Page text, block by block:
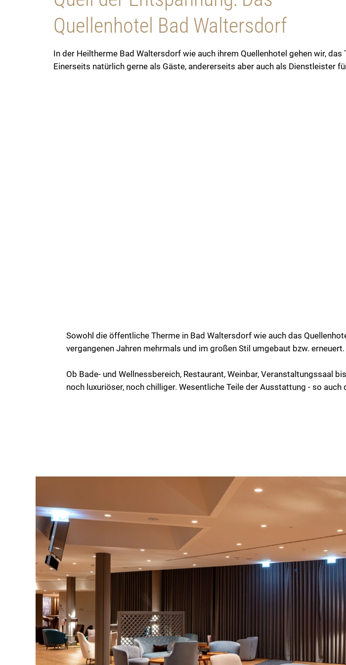
Quellenhotel Bad Waltersdorf
In der Heiltherme Bad Waltersdorf wie auch ihrem Quellenhotel gehen wir,
Einerseits natürlich gerne als Gäste, andererseits aber auch als Dienstleister
Sowohl die öffentliche Therme in Bad Waltersdorf wie auch das
vergangenen Jahren mehrmals und im großen Stil umgebaut bzw. erneuert.
Ob Bade- und Wellnessbereich, Restaurant, Weinbar, Veranstaltungssaal
noch luxuriöser, noch chilliger. Wesentliche Teile der Ausstattung - so